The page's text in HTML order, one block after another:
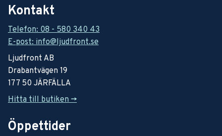
Kontakt
Telefon: 08 - 580 340 43
E-post: info@ljudfront.se
Ljudfront AB
Drabantvägen 19
177 50 JÄRFÄLLA
Hitta till butiken ->
Öppettider